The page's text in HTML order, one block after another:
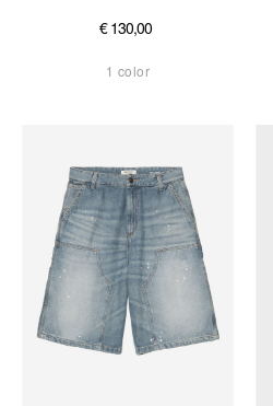
€ 130,00
1 color